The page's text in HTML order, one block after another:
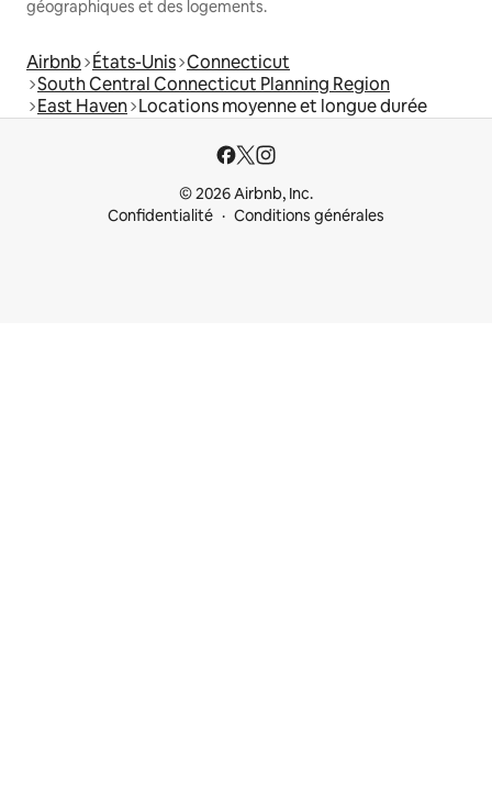
géographiques et des logements.
Airbnb États-Unis Connecticut
South Central Connecticut Planning Region
East Haven Locations moyenne et longue durée
© 2026 Airbnb, Inc.
Confidentialité
Conditions générales